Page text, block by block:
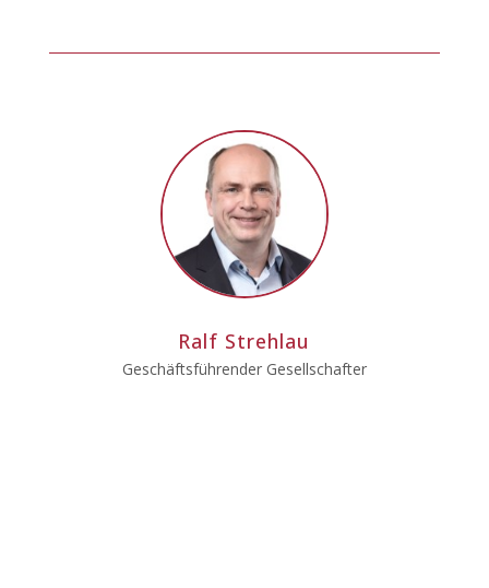
Ralf Strehlau
Geschäftsführender Gesellschafter